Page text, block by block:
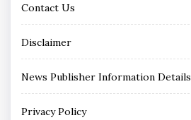
Contact Us
Disclaimer
News Publisher Information Details
Privacy Policy